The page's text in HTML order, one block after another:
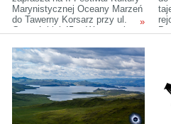
Marynistycznej Oceany Marzeń
do Tawerny Korsarz przy ul.
Gostyńskiej 45 w Warszawie.
8-10 marca 2013 r.
»